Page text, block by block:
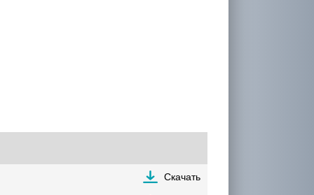
Скачать